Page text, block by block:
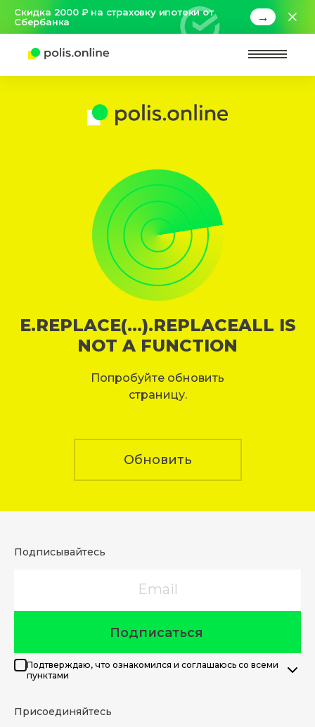
Скидка 2000 ₽ на страховку ипотеки от
Сбербанка
→
E.REPLACE(...).REPLACEALL IS
NOT A FUNCTION
Попробуйте обновить
страницу.
Обновить
Подписывайтесь
Подписаться
Подтверждаю, что ознакомился и соглашаюсь со всеми
пунктами
Присоединяйтесь